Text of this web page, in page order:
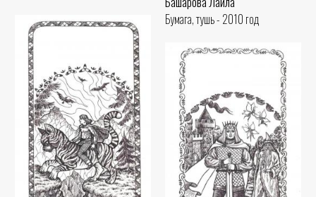
Бумага, тушь - 2010 год